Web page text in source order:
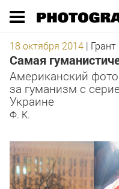
18 октября 2014 | Грант
Самая
Американский
за гуманизм с
Украине
Ф. К.